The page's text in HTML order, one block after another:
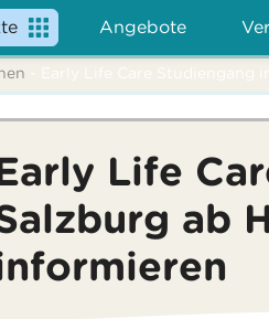
Angebote
- Early Life Care Studiengang
Life
ab